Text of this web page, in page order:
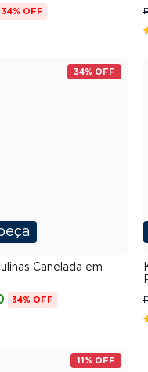
34% OFF
34% OFF
Canelada em
34% OFF
11% OFF